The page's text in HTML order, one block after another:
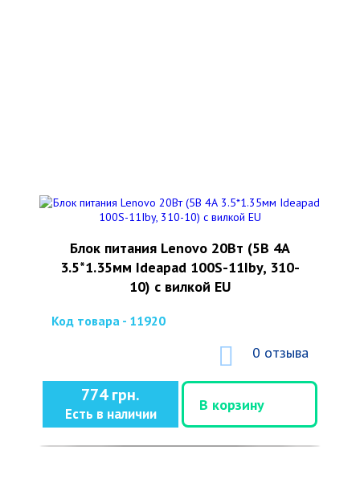
Блок питания Lenovo 20Вт (5В 4А
3.5*1.35мм Ideapad 100S-11Iby, 310-
10) с вилкой EU
Код товара - 11920
0 отзыва
774 грн.
Есть в наличии
В корзину